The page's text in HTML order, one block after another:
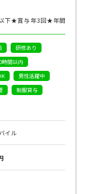
下★賞与年3回★年間
研修あり
時間以内
男性活躍中
制服貸与
イル